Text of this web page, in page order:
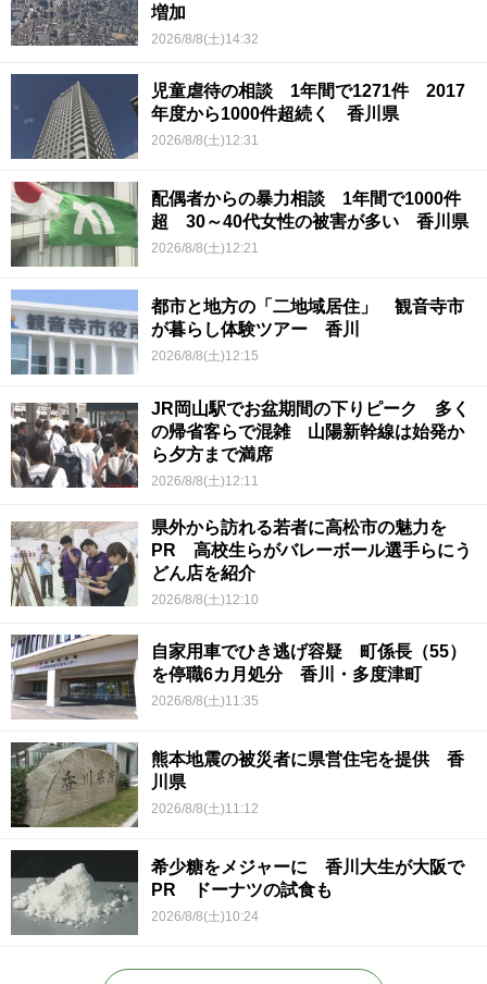
増加
2026/8/8(土)14:32
児童虐待の相談 1年間で1271件 2017
年度から1000件超続く 香川県
2026/8/8(土)12:31
配偶者からの暴力相談 1年間で1000件
超 30～40代女性の被害が多い 香川県
2026/8/8(土)12:21
都市と地方の「二地域居住」 観音寺市
が暮らし体験ツアー 香川
2026/8/8(土)12:15
JR岡山駅でお盆期間の下りピーク 多く
の帰省客らで混雑 山陽新幹線は始発か
ら夕方まで満席
2026/8/8(土)12:11
県外から訪れる若者に高松市の魅力を
PR 高校生らがバレーボール選手らにう
どん店を紹介
2026/8/8(土)12:10
自家用車でひき逃げ容疑 町係長（55）
を停職6カ月処分 香川・多度津町
2026/8/8(土)11:35
熊本地震の被災者に県営住宅を提供 香
川県
2026/8/8(土)11:12
希少糖をメジャーに 香川大生が大阪で
PR ドーナツの試食も
2026/8/8(土)10:24